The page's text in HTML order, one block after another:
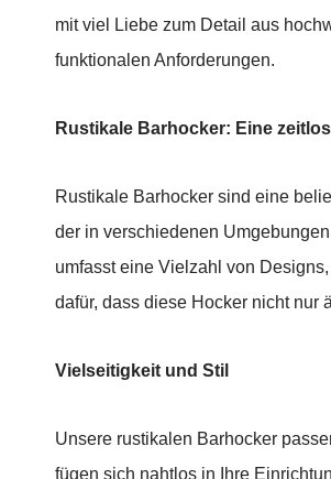
mit viel Liebe zum Detail aus
funktionalen Anforderungen.
Rustikale Barhocker: Eine
Rustikale Barhocker sind eine
der in verschiedenen
umfasst eine Vielzahl von
dafür, dass diese Hocker nicht nur
Vielseitigkeit und Stil
Unsere rustikalen Barhocker
fügen sich nahtlos in Ihre